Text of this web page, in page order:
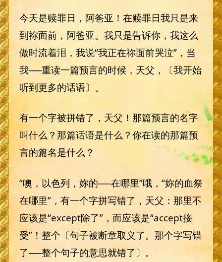
今天是赎罪日，阿爸亚！在赎罪日我只是来
到祢面前，阿爸亚。我只是告诉你，我这么
做时流着泪，我说“我正在祢面前哭泣”，当
我──重读一篇预言的时候，天父，〔我开始
听到更多的话语〕。
有一个字被拼错了，天父！那篇预言的名字
叫什么？那篇话语是什么？你在读的那篇预
言的篇名是什么？
“噢，以色列，妳的──在哪里”哦，“妳的血祭
在哪里”，有一个字拼写错了，天父：那里不
应该是“except除了”，而应该是“accept接
受”！整个〔句子被断章取义了。那个字写错
了──整个句子的意思就错了〕。